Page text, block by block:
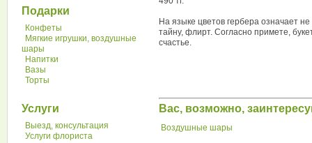
Подарки
Конфеты
Мягкие игрушки, воздушные
шары
Напитки
Вазы
Торты
Услуги
Выезд, консультация
Услуги флориста
На языке цветов гербера означает
тайну, флирт. Согласно примете,
счастье.
Вас, возможно,
Воздушные шары